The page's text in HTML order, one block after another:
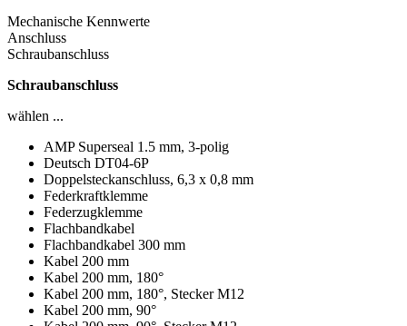
Mechanische Kennwerte
Anschluss
Schraubanschluss
Schraubanschluss
wählen ...
AMP Superseal 1.5 mm, 3-polig
Deutsch DT04-6P
Doppelsteckanschluss, 6,3 x 0,8 mm
Federkraftklemme
Federzugklemme
Flachbandkabel
Flachbandkabel 300 mm
Kabel 200 mm
Kabel 200 mm, 180°
Kabel 200 mm, 180°, Stecker M12
Kabel 200 mm, 90°